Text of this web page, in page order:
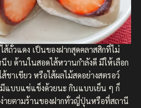
ถั่วแดง เป็นของฝากสุดคลาสสิกที่ไม่
ด้านในสอดไส้หวานกำลังดี มีให้เลือก
ชาเขียว หรือไส้ผลไม้สดอย่างสตรอว์
มีแบบแช่แข็งด้วยนะ กินแบบเย็น ๆ ก็
ายตามร้านของฝากทั่วญี่ปุ่นหรือที่สถานี